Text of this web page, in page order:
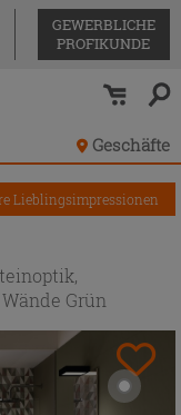
GEWERBLICHE
PROFIKUNDE
Geschäfte
Lieblingsimpressionen
Grün